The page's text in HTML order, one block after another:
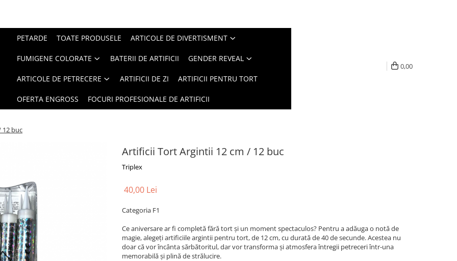
PETARDE TOATE PRODUSELE ARTICOLE DE DIVERTISMENT
FUMIGENE COLORATE BATERII DE ARTIFICII GENDER REVEAL
ARTICOLE DE PETRECERE ARTIFICII DE ZI ARTIFICII PENTRU TORT
OFERTA ENGROSS FOCURI PROFESIONALE DE ARTIFICII
0,00
12 buc
Artificii Tort Argintii 12 cm / 12 buc
Triplex
40,00 Lei
Categoria F1
Ce aniversare ar fi completă fără tort și un moment spectaculos? Pentru a adăuga o notă de
magie, alegeți artificiile argintii pentru tort, de 12 cm, cu durată de 40 de secunde. Acestea nu
doar că vor încânta sărbătoritul, dar vor transforma și atmosfera întregii petreceri într-una
memorabilă și plină de strălucire.